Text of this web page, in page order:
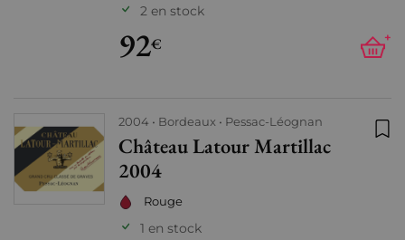
2 en stock
92€ +
2004 Bordeaux Pessac-Léognan
Château Latour Martillac
2004
Rouge
1 en stock